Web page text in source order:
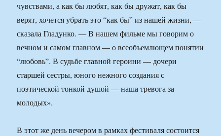
чувствами, а как бы любят, как бы дружат, как бы
верят, хочется убрать это “как бы” из нашей жизни, —
сказала Гладунко. — В нашем фильме мы говорим о
вечном и самом главном — о всеобъемлющем понятии
“любовь”. В судьбе главной героини — дочери
старшей сестры, юного нежного создания с
поэтической тонкой душой — наша тревога за
молодых».
В этот же день вечером в рамках фестиваля состоится